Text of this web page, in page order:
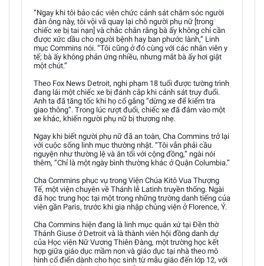
“Ngay khi tôi bảo các viên chức cảnh sát chăm sóc người
đàn ông này, tôi vội vã quay lại chỗ người phụ nữ [trong
chiếc xe bị tai nạn] và chắc chắn rằng bà ấy không chỉ cần
được xức dầu cho người bệnh hay ban phước lành,” Linh
mục Commins nói. “Tôi cũng ở đó cùng với các nhân viên y
tế; bà ấy không phản ứng nhiều, nhưng mắt bà ấy hơi giật
một chút.”
Theo Fox News Detroit, nghi phạm 18 tuổi được tường trình
đang lái một chiếc xe bị đánh cắp khi cảnh sát truy đuổi.
Anh ta đã tăng tốc khi họ cố gắng “dừng xe để kiểm tra
giao thông”. Trong lúc rượt đuổi, chiếc xe đã đâm vào một
xe khác, khiến người phụ nữ bị thương nhẹ.
Ngay khi biết người phụ nữ đã an toàn, Cha Commins trở lại
với cuộc sống linh mục thường nhật. “Tôi vẫn phải cầu
nguyện như thường lệ và ăn tối với cộng đồng,” ngài nói
thêm, “Chỉ là một ngày bình thường khác ở Quận Columbia.”
Cha Commins phục vụ trong Viện Chúa Kitô Vua Thượng
Tế, một viện chuyên về Thánh lễ Latinh truyền thống. Ngài
đã học trung học tại một trong những trường danh tiếng của
viện gần Paris, trước khi gia nhập chủng viện ở Florence, Ý.
Cha Commins hiện đang là linh mục quản xứ tại Đền thờ
Thánh Giuse ở Detroit và là thành viên hội đồng danh dự
của Học viện Nữ Vương Thiên Đàng, một trường học kết
hợp giữa giáo dục mầm non và giáo dục tại nhà theo mô
hình cổ điển dành cho học sinh từ mẫu giáo đến lớp 12, với